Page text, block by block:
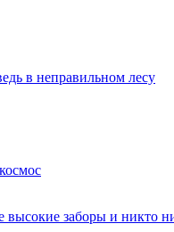
в неправильном лесу
заборы и никто